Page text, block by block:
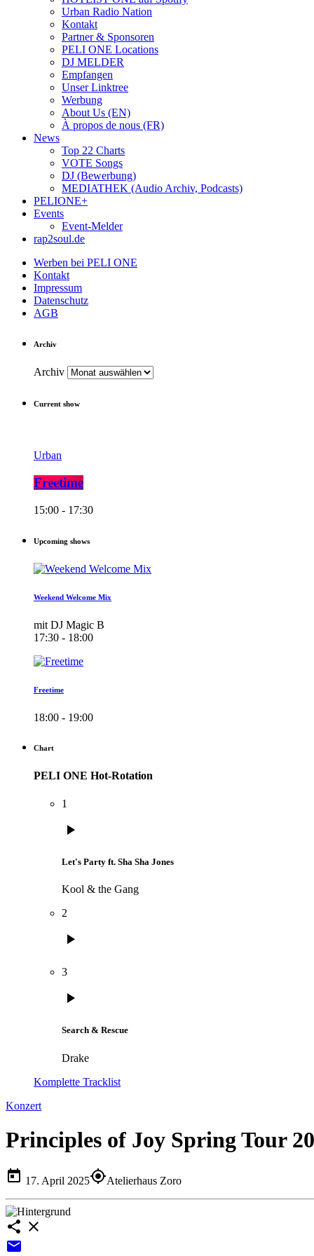
Urban Radio Nation
Kontakt
Partner & Sponsoren
PELI ONE Locations
DJ MELDER
Empfangen
Unser Linktree
Werbung
About Us (EN)
À propos de nous (FR)
News
Top 22 Charts
VOTE Songs
DJ (Bewerbung)
MEDIATHEK (Audio Archiv, Podcasts)
PELIONE+
Events
Event-Melder
rap2soul.de
Werben bei PELI ONE
Kontakt
Impressum
Datenschutz
AGB
Archiv
Archiv
Current show
Urban
Freetime
15:00 - 17:30
Upcoming shows
Weekend Welcome Mix
mit DJ Magic B
17:30 - 18:00
Freetime
18:00 - 19:00
Chart
PELI ONE Hot-Rotation
1
play_arrow
Let's Party ft. Sha Sha Jones
Kool & the Gang
2
play_arrow
3
play_arrow
Search & Rescue
Drake
Komplette Tracklist
Konzert
Principles of Joy Spring Tour
today 17. April 2025my_locationAtelierhaus Zoro
share close
email